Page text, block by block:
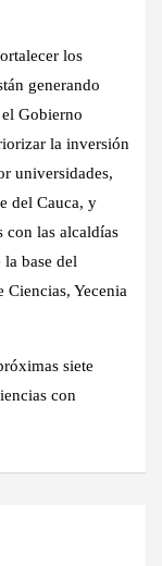
los
generando
Gobierno
la inversión
universidades,
del Cauca, y
con las alcaldías
la base del
Yecenia
siete
con